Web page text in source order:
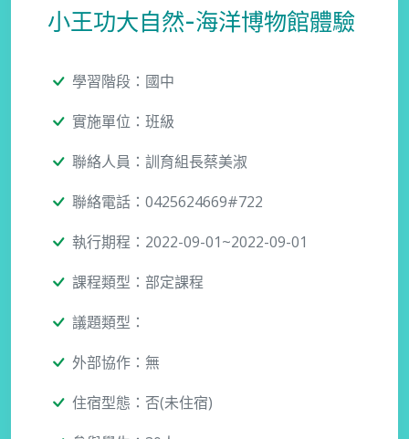
小王功大自然-海洋博物館體驗
學習階段：國中
實施單位：班級
聯絡人員：訓育組長蔡美淑
聯絡電話：0425624669#722
執行期程：2022-09-01~2022-09-01
課程類型：部定課程
議題類型：
外部協作：無
住宿型態：否(未住宿)